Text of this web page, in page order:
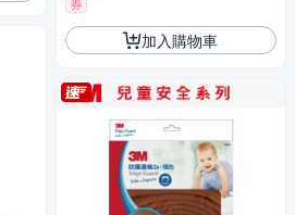
加入購物車